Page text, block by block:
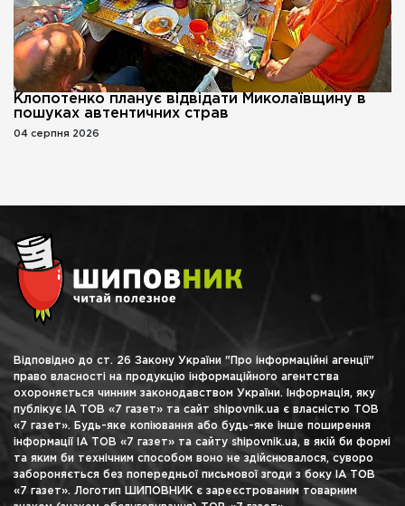
Клопотенко планує відвідати Миколаївщину в
пошуках автентичних страв
04 серпня 2026
Відповідно до ст. 26 Закону України "Про інформаційні агенції"
право власності на продукцію інформаційного агентства
охороняється чинним законодавством України. Інформація, яку
публікує ІА ТОВ «7 газет» та сайт shipovnik.ua є власністю ТОВ
«7 газет». Будь-яке копіювання або будь-яке інше поширення
інформації ІА ТОВ «7 газет» та сайту shipovnik.ua, в якій би формі
та яким би технічним способом воно не здійснювалося, суворо
забороняється без попередньої письмової згоди з боку ІА ТОВ
«7 газет». Логотип ШИПОВНИК є зареєстрованим товарним